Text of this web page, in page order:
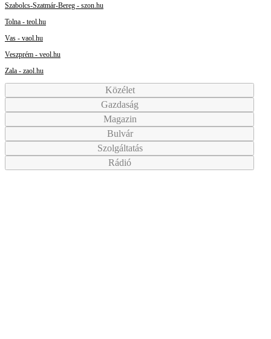
Szabolcs-Szatmár-Bereg - szon.hu
Tolna - teol.hu
Vas - vaol.hu
Veszprém - veol.hu
Zala - zaol.hu
Közélet
Gazdaság
Magazin
Bulvár
Szolgáltatás
Rádió